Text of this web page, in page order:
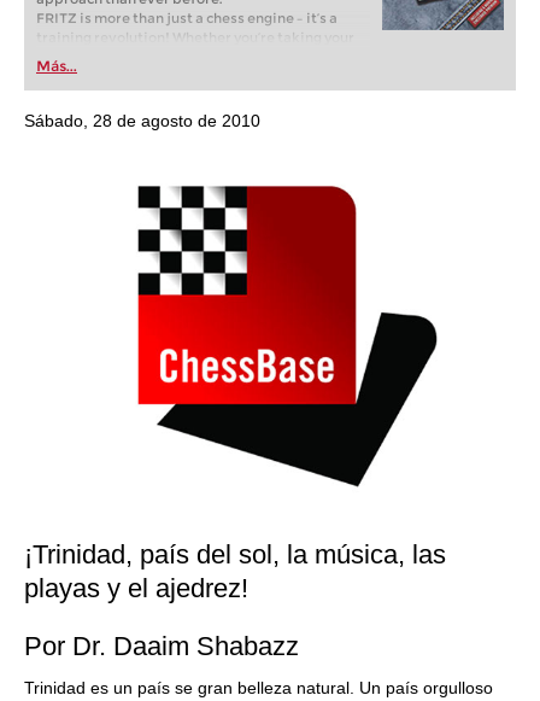
FRITZ is more than just a chess engine – it’s a
training revolution! Whether you’re taking your
first steps into the world of club chess, or already
playing at a tournament level: with FRITZ, you can
train more efficiently, intelligently and with a
more personalised approach than ever before.
Más...
Sábado, 28 de agosto de 2010
¡Trinidad, país del sol, la música, las
playas y el ajedrez!
Por Dr. Daaim Shabazz
Trinidad es un país se gran belleza natural. Un país orgulloso